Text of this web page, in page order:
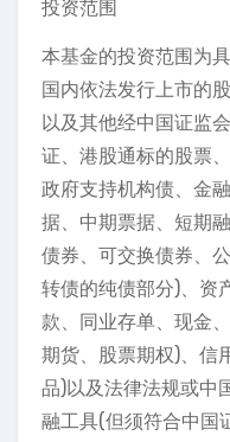
投资范围
本基金的投资范围为
国内依法发行上市的
以及其他经中国证监
证、港股通标的股票
政府支持机构债、金
据、中期票据、短期
债券、可交换债券、
转债的纯债部分)、资
款、同业存单、现金
期货、股票期权)、信
品)以及法律法规或中
融工具(但须符合中国